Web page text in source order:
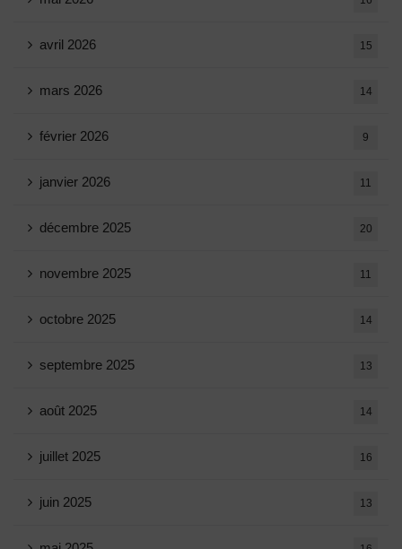
avril 2026 15
mars 2026 14
février 2026 9
janvier 2026 11
décembre 2025 20
novembre 2025 11
octobre 2025 14
septembre 2025 13
août 2025 14
juillet 2025 16
juin 2025 13